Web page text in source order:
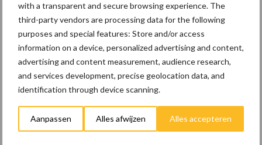
with a transparent and secure browsing experience. The
third-party vendors are processing data for the following
purposes and special features: Store and/or access
information on a device, personalized advertising and content,
advertising and content measurement, audience research,
and services development, precise geolocation data, and
identification through device scanning.
Aanpassen Alles afwijzen Alles accepteren
23 dec
EU-pluimveesector groeit door,
maar tempo vlakt af
22 dec
Kwaliteit als wapen tegen
internationale handelsdruk in de
22 dec
BoerenPerspectief en Erfcoaching